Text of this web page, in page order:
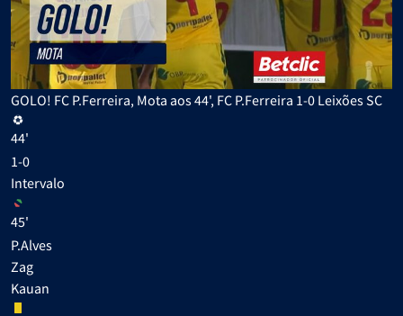
GOLO! FC P.Ferreira, Mota aos 44', FC P.Ferreira 1-0 Leixões SC
44'
1-0
Intervalo
45'
P.Alves
Zag
Kauan